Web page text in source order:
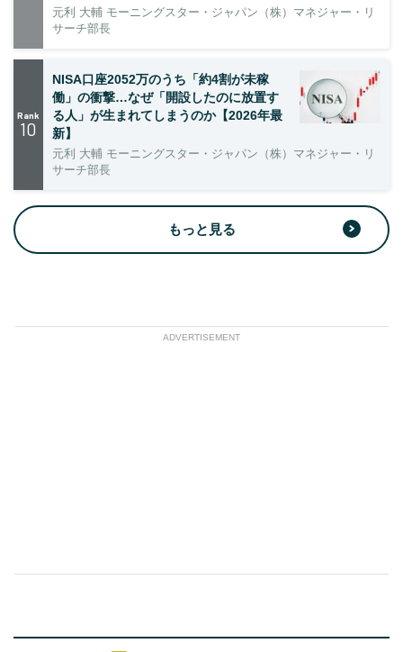
元利 大輔 モーニングスター・ジャパン（株）マネジャー・リ
サーチ部長
Rank
10
NISA口座2052万のうち「約4割が未稼
働」の衝撃…なぜ「開設したのに放置す
る人」が生まれてしまうのか【2026年最
新】
元利 大輔 モーニングスター・ジャパン（株）マネジャー・リ
サーチ部長
もっと見る
ADVERTISEMENT